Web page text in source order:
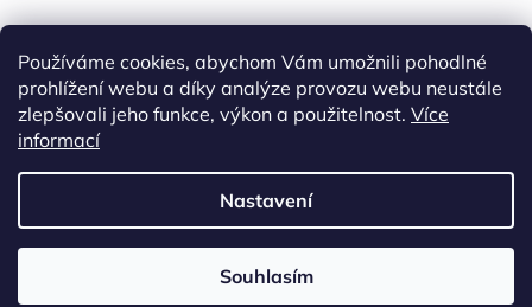
Používáme cookies, abychom Vám umožnili pohodlné
prohlížení webu a díky analýze provozu webu neustále
zlepšovali jeho funkce, výkon a použitelnost. Více
informací
Nastavení
Souhlasím
Akce 3+1 zdarma Kup 3 libovolné výrobky Ebbie a 4 získáš
obchodní podmínky
nastavení cookies